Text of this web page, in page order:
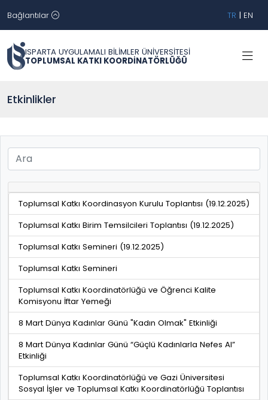
Bağlantılar TR | EN
ISPARTA UYGULAMALI BİLİMLER ÜNİVERSİTESİ
TOPLUMSAL KATKI KOORDİNATÖRLÜĞÜ
Etkinlikler
Toplumsal Katkı Koordinasyon Kurulu Toplantısı (19.12.2025)
Toplumsal Katkı Birim Temsilcileri Toplantısı (19.12.2025)
Toplumsal Katkı Semineri (19.12.2025)
Toplumsal Katkı Semineri
Toplumsal Katkı Koordinatörlüğü ve Öğrenci Kalite
Komisyonu İftar Yemeği
8 Mart Dünya Kadınlar Günü "Kadın Olmak" Etkinliği
8 Mart Dünya Kadınlar Günü “Güçlü Kadınlarla Nefes Al”
Etkinliği
Toplumsal Katkı Koordinatörlüğü ve Gazi Üniversitesi
Sosyal İşler ve Toplumsal Katkı Koordinatörlüğü Toplantısı